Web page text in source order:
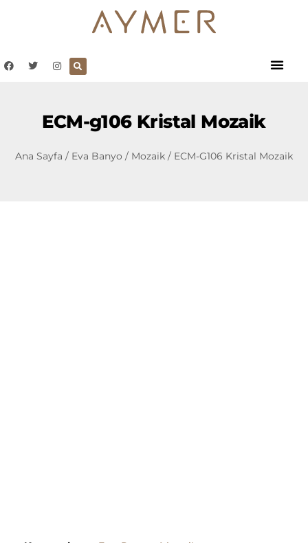
ECM-g106 Kristal Mozaik
Ana Sayfa / Eva Banyo / Mozaik / ECM-G106 Kristal Mozaik